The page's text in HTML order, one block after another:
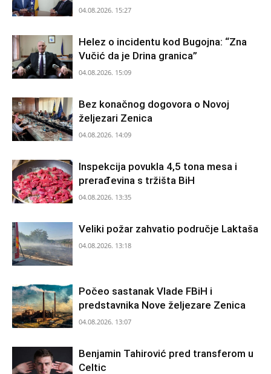
04.08.2026. 15:27
Helez o incidentu kod Bugojna: “Zna
Vučić da je Drina granica”
04.08.2026. 15:09
Bez konačnog dogovora o Novoj
željezari Zenica
04.08.2026. 14:09
Inspekcija povukla 4,5 tona mesa i
prerađevina s tržišta BiH
04.08.2026. 13:35
Veliki požar zahvatio područje Laktaša
04.08.2026. 13:18
Počeo sastanak Vlade FBiH i
predstavnika Nove željezare Zenica
04.08.2026. 13:07
Benjamin Tahirović pred transferom u
Celtic